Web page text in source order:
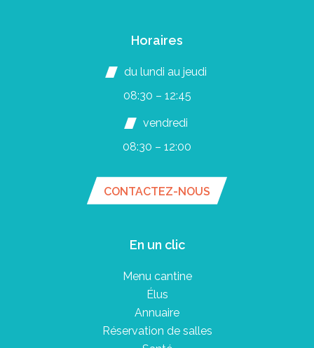
Horaires
du lundi au jeudi
08:30 – 12:45
vendredi
08:30 – 12:00
CONTACTEZ-NOUS
En un clic
Menu cantine
Élus
Annuaire
Réservation de salles